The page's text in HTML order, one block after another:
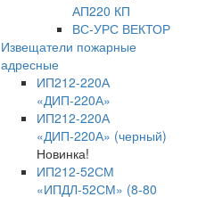
АП220 КП
ВС-УРС ВЕКТОР
Извещатели пожарные
адресные
ИП212-220А
«ДИП-220А»
ИП212-220А
«ДИП-220А» (черный)
Новинка!
ИП212-52СМ
«ИПДЛ-52СМ» (8-80